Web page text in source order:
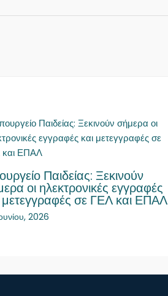
Παιδείας: Ξεκινούν
οι ηλεκτρονικές εγγραφές
μετεγγραφές σε ΓΕΛ και ΕΠΑΛ
2026